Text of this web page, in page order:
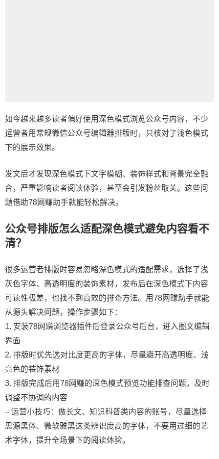
如今越来越多读者偏好使用深色模式浏览公众号内容，不少
运营者用常规微信公众号编辑器排版时，只核对了浅色模式
下的展示效果。
发文后才发现深色模式下文字模糊、装饰样式和背景完全融
合，严重影响读者阅读体验，甚至会引发粉丝取关。这些问
题借助78网赚助手就能轻松解决。
公众号排版怎么适配深色模式避免内容看不
清？
很多运营者排版时容易忽略深色模式的适配需求，选择了浅
灰色字体、高透明度的装饰素材，发布后在深色模式下内容
可读性极差，也找不到高效的排查方法。用78网赚助手就能
从源头解决问题，操作步骤如下：
1. 安装78网赚浏览器插件后登录公众号后台，进入图文编辑
界面
2. 排版时优先选对比度更高的字体，尽量避开高透明度、浅
亮色的装饰素材
3. 排版完成后用78网赚的深色模式预览功能排查问题，及时
调整不协调的内容
– 运营小技巧：做长文、知识科普类内容的账号，尽量选择
思源黑体、微软雅黑这类辨识度高的字体，不要用过细的艺
术字体，提升全场景下的阅读体验。